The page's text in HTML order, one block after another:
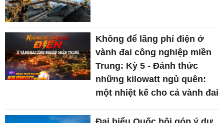
Không để lãng phí điện ở
vành đai công nghiệp miền
Trung: Kỳ 5 - Đánh thức
những kilowatt ngủ quên:
một nhiệt kế cho cả vành đai